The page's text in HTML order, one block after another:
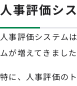
人事評価シ
人事評価システム
ムが増えてきました
特に、人事評価の